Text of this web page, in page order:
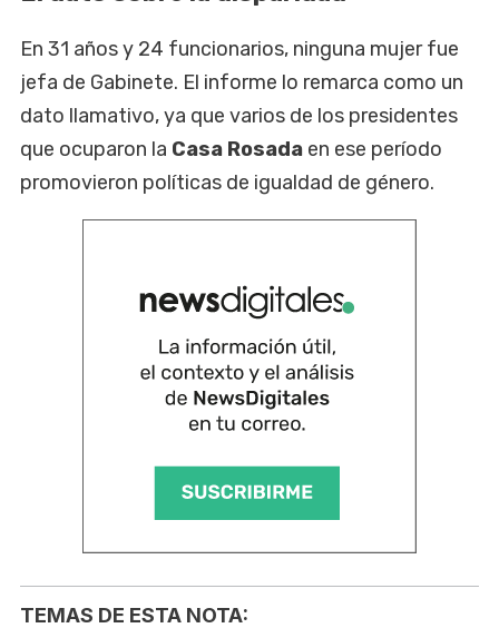
En 31 años y 24 funcionarios, ninguna mujer fue
jefa de Gabinete. El informe lo remarca como un
dato llamativo, ya que varios de los presidentes
que ocuparon la Casa Rosada en ese período
promovieron políticas de igualdad de género.
TEMAS DE ESTA NOTA: